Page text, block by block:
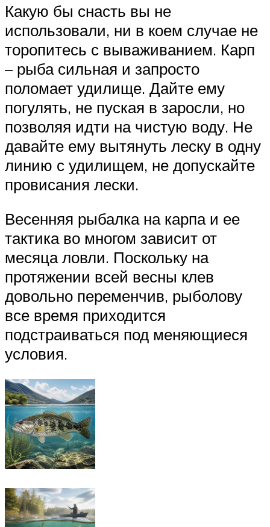
Какую бы снасть вы не
использовали, ни в коем случае не
торопитесь с вываживанием. Карп
– рыба сильная и запросто
поломает удилище. Дайте ему
погулять, не пуская в заросли, но
позволяя идти на чистую воду. Не
давайте ему вытянуть леску в одну
линию с удилищем, не допускайте
провисания лески.
Весенняя рыбалка на карпа и ее
тактика во многом зависит от
месяца ловли. Поскольку на
протяжении всей весны клев
довольно переменчив, рыболову
все время приходится
подстраиваться под меняющиеся
условия.